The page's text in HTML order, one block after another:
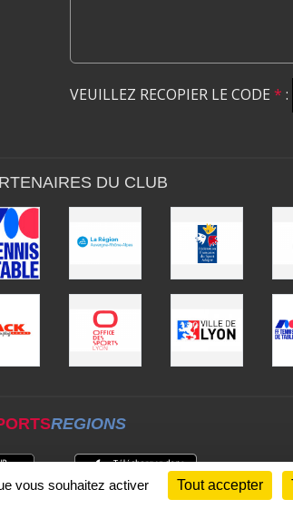
VEUILLEZ RECOPIER LE CODE * :
DU CLUB
REGIONS
vous souhaitez activer Tout accepter